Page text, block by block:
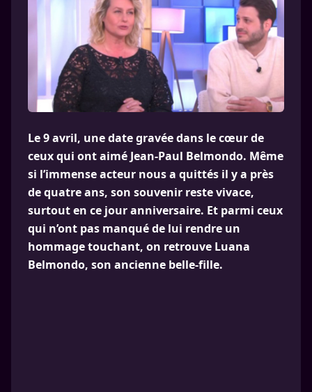
Le 9 avril, une date gravée dans le cœur de
ceux qui ont aimé Jean-Paul Belmondo. Même
si l’immense acteur nous a quittés il y a près
de quatre ans, son souvenir reste vivace,
surtout en ce jour anniversaire. Et parmi ceux
qui n’ont pas manqué de lui rendre un
hommage touchant, on retrouve Luana
Belmondo, son ancienne belle-fille.